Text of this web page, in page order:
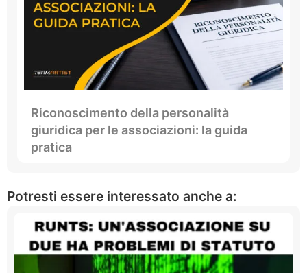
Riconoscimento della personalità
giuridica per le associazioni: la guida
pratica
Potresti essere interessato anche a: